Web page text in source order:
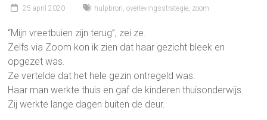
25 april 2020 hulpbron ,overlevingsstrategie zoom
“Mijn vreetbuien zijn terug”, zei ze.
Zelfs via Zoom kon ik zien dat haar gezicht bleek en
opgezet was.
Ze vertelde dat het hele gezin ontregeld was.
Haar man werkte thuis en gaf de kinderen thuisonderwijs.
Zij werkte lange dagen buiten de deur.